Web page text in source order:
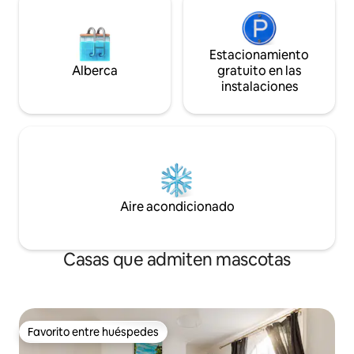
Alberca
Estacionamiento
gratuito en las
instalaciones
Aire acondicionado
Casas que admiten mascotas
Favorito entre huéspedes
Favorito entre huéspedes